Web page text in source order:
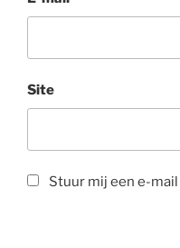
Site
Stuur mij een e-